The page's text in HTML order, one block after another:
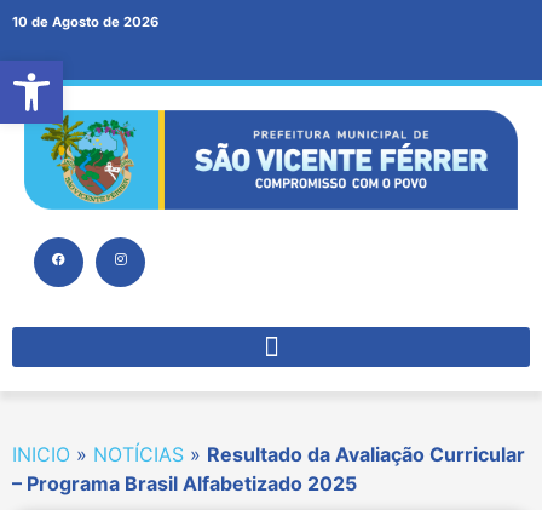
Abrir a barra de ferramentas
10 de Agosto de 2026
INICIO » NOTÍCIAS » Resultado da Avaliação Curricular
– Programa Brasil Alfabetizado 2025